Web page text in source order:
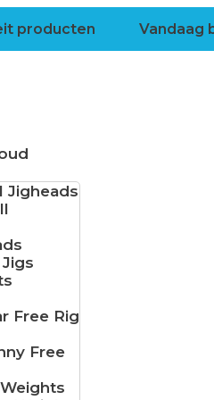
producten Vandaag
Jigheads
Free Rig
Free